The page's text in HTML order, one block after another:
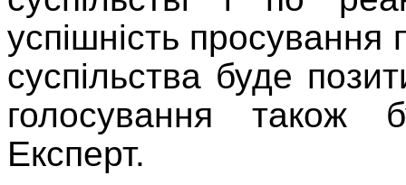
успішність просування
суспільства буде
голосування
Експерт.